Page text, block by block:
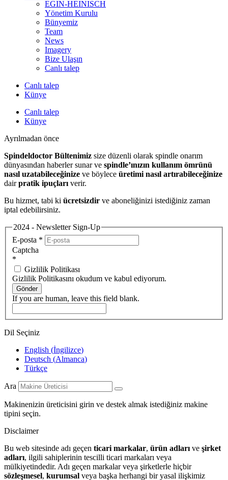
EGIN-HEINISCH
Yönetim Kurulu
Bünyemiz
Team
News
Imagery
Bize Ulaşın
Canlı talep
Canlı talep
Künye
Canlı talep
Künye
Ayrılmadan önce
Spindeldoctor Bültenimiz size düzenli olarak spindle onarım
dünyasından haberler sunar ve spindle’ınızın kullanım ömrünü
nasıl uzatabileceğinize ve böylece üretimi nasıl artırabileceğinize
dairpratik ipuçları verir.
Bu hizmet, tabi ki ücretsizdir ve aboneliğinizi istediğiniz zaman
iptal edebilirsiniz.
2024 - Newsletter Sign-Up
E-posta *
Captcha
*
Gizlilik Politikası
Gizlilik Politikasını okudum ve kabul ediyorum.
Gönder
If you are human, leave this field blank.
Dil Seçiniz
English (İngilizce)
Deutsch (Almanca)
Türkçe
Ara
Makinenizin üreticisini girin ve destek almak istediğiniz makine
tipini seçin.
Disclaimer
Bu web sitesinde adı geçen ticari markalar, ürün adları ve şirket
adları, ilgili sahiplerinin tescilli ticari markaları veya
mülkiyetindedir. Adı geçen markalar veya şirketlerle hiçbir
sözleşmesel, kurumsal veya başka herhangi bir yasal ilişkimiz